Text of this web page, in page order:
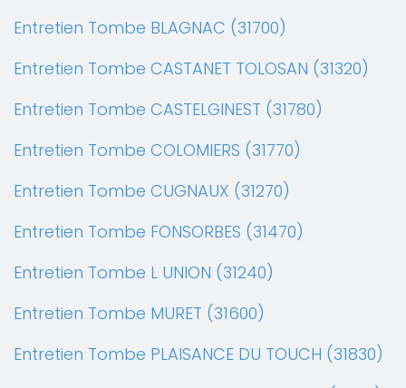
Entretien Tombe BLAGNAC (31700)
Entretien Tombe CASTANET TOLOSAN (31320)
Entretien Tombe CASTELGINEST (31780)
Entretien Tombe COLOMIERS (31770)
Entretien Tombe CUGNAUX (31270)
Entretien Tombe FONSORBES (31470)
Entretien Tombe L UNION (31240)
Entretien Tombe MURET (31600)
Entretien Tombe PLAISANCE DU TOUCH (31830)